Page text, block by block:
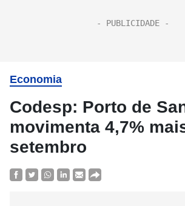
Economia
Codesp: Porto de
movimenta 4,7%
setembro